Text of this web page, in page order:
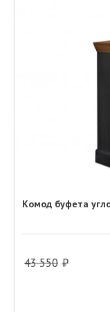
Комод буфета
43 550